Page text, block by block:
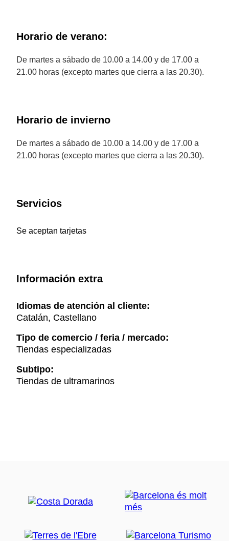
Horario de verano:
De martes a sábado de 10.00 a 14.00 y de 17.00 a
21.00 horas (excepto martes que cierra a las 20.30).
Horario de invierno
De martes a sábado de 10.00 a 14.00 y de 17.00 a
21.00 horas (excepto martes que cierra a las 20.30).
Servicios
Se aceptan tarjetas
Información extra
Idiomas de atención al cliente:
Catalán, Castellano
Tipo de comercio / feria / mercado:
Tiendas especializadas
Subtipo:
Tiendas de ultramarinos